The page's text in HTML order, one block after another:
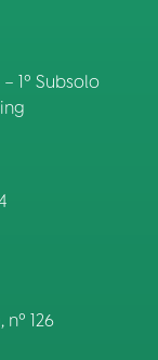
1º Subsolo
126